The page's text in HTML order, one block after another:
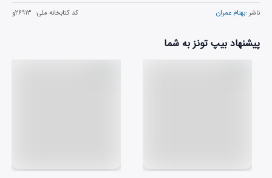
ناشر :بهنام عمران کد کتابخانه ملی: ۲۶۹۱۳و
پیشنهاد بیپ تونز به شما